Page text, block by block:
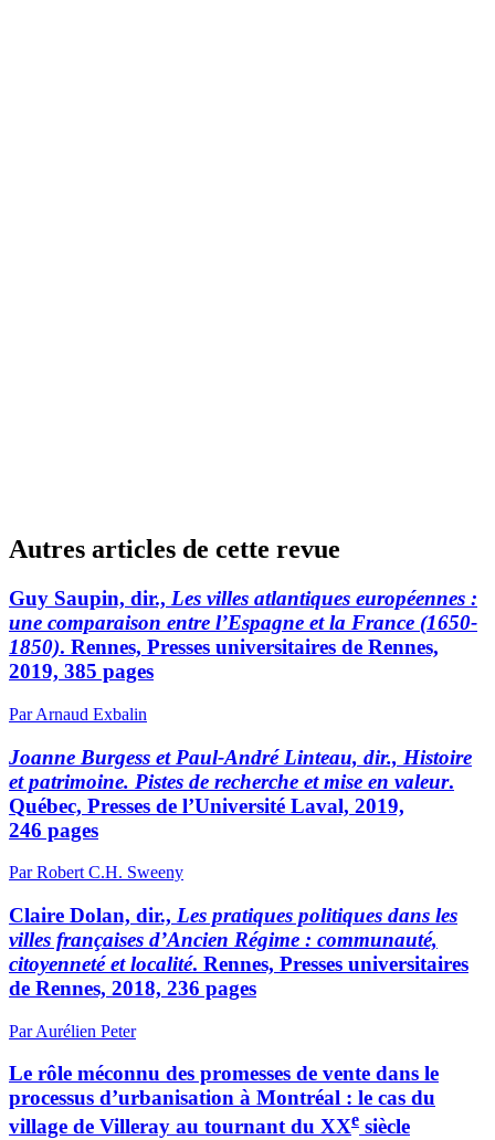
Autres articles de cette revue
Guy Saupin, dir., Les villes atlantiques européennes :
une comparaison entre l’Espagne et la France (1650-
1850). Rennes, Presses universitaires de Rennes,
2019, 385 pages
Par Arnaud Exbalin
Joanne Burgess et Paul-André Linteau, dir., Histoire
et patrimoine. Pistes de recherche et mise en valeur.
Québec, Presses de l’Université Laval, 2019,
246 pages
Par Robert C.H. Sweeny
Claire Dolan, dir., Les pratiques politiques dans les
villes françaises d’Ancien Régime : communauté,
citoyenneté et localité. Rennes, Presses universitaires
de Rennes, 2018, 236 pages
Par Aurélien Peter
Le rôle méconnu des promesses de vente dans le
processus d’urbanisation à Montréal : le cas du
village de Villeray au tournant du XXe siècle